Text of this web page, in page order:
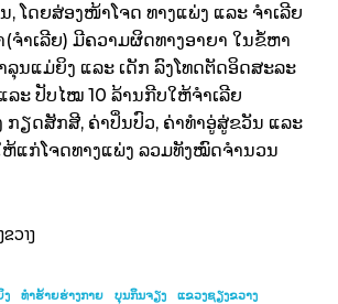
ໂດຍສ່ອງໜ້າໂຈດ ທາງແພ່ງ ແລະ ຈຳເລີຍ
ຈຳເລີຍ) ມີຄວາມຜິດທາງອາຍາ ໃນຂໍ້ຫາ
ລຸນແມ່ຍິງ ແລະ ເດັກ ລົງໂທດຕັດອິດສະລະ
ລະ ປັບໄໝ 10 ລ້ານກີບໃຫ້ຈຳເລີຍ
ກຽດສັກສີ, ຄ່າປິ່ນປົວ, ຄ່າທຳອູ່ສູ່ຂວັນ ແລະ
ຫ້ແກ່ໂຈດທາງແພ່ງ ລວມທັງໝົດຈຳນວນ
ວາງ
ທຳ​ຮ້າຍ​ຮ່າງ​ກາຍ ບຸນກິນຈຽງ ແຂວງຊຽງຂວາງ